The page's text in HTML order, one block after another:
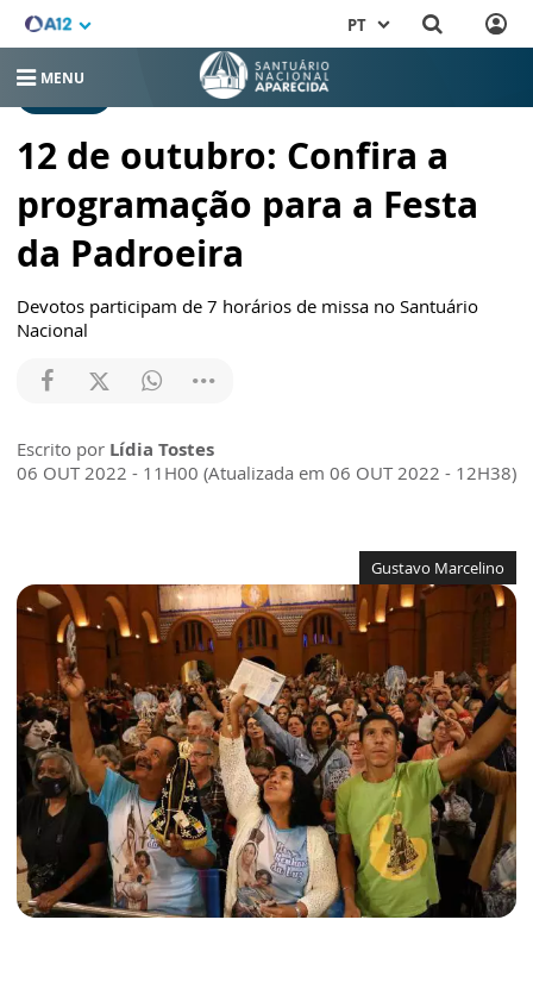
PT
MENU
12 de outubro: Confira a
programação para a Festa
da Padroeira
Devotos participam de 7 horários de missa no Santuário
Nacional
Escrito por Lídia Tostes
06 OUT 2022 - 11H00 (Atualizada em 06 OUT 2022 - 12H38)
Gustavo Marcelino